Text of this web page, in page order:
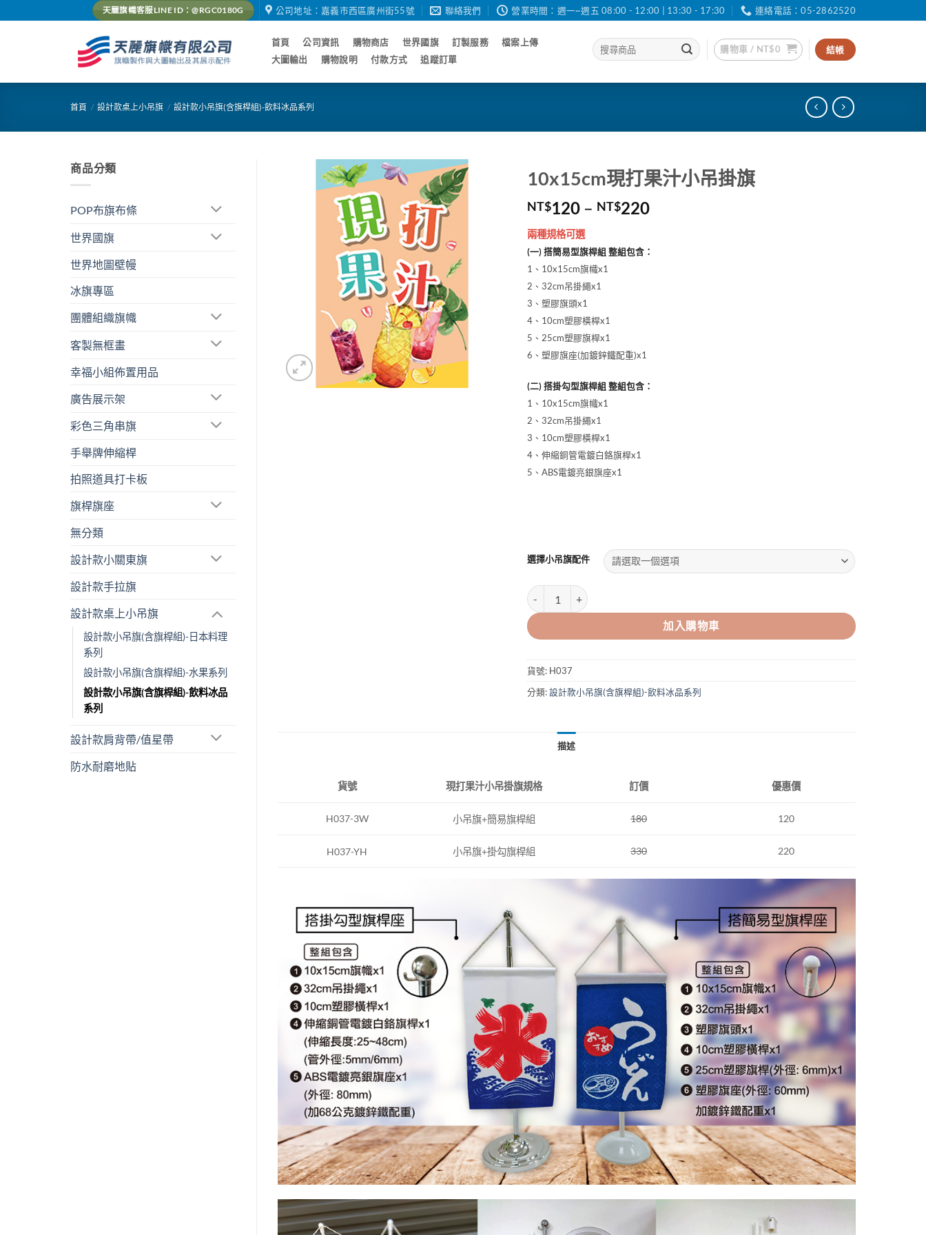
to
天麗旗幟客服LINE ID：@RGC0180G 公司地址：嘉義市西區廣州街55號 聯絡我們 營業時間：週一~週五 08:00 - 12:00 | 13:30 - 17:30 連絡電話：05-2862520
首頁 公司資訊 購物商店 世界國旗 訂製服務
檔案上傳
大圖輸出
購物說明 付款方式 追蹤訂單
搜
尋
鍵
購物車 / NT$0 結帳
首頁 / 設計款桌上小吊旗 / 設計款小吊旗(含旗桿組)-飲料冰品系列
商品分類
POP布旗布條
世界國旗
世界地圖壁幔
冰旗專區
團體組織旗幟
客製無框畫
幸福小組佈置用品
廣告展示架
彩色三角串旗
手舉牌伸縮桿
拍照道具打卡板
旗桿旗座
無分類
設計款小關東旗
設計款手拉旗
設計款桌上小吊旗
設計款小吊旗(含旗桿組)-日本料理
系列
設計款小吊旗(含旗桿組)-水果系列
設計款小吊旗(含旗桿組)-飲料冰品
系列
設計款肩背帶/值星帶
防水耐磨地貼
10x15cm現打果汁小吊掛旗
NT$120 – NT$220價
圍：
兩種規格可選
(一) 搭簡易型旗桿組 整組包含：
1、10x15cm旗幟x1
2、32cm吊掛繩x1
3、塑膠旗頭x1
4、10cm塑膠橫桿x1
5、25cm塑膠旗桿x1
6、塑膠旗座(加鍍鋅鐵配重)x1
(二) 搭掛勾型旗桿組 整組包含：
1、10x15cm旗幟x1
2、32cm吊掛繩x1
3、10cm塑膠橫桿x1
4、伸縮銅管電鍍白鉻旗桿x1
5、ABS電鍍亮銀旗座x1
選擇小吊旗配件
10x15cm現打果汁小吊掛旗 數量
加入購物車
貨號: H037
分類:設計款小吊旗(含旗桿組)-飲料冰品系列
描述
貨號 現打果汁小吊掛旗規格 訂價 優惠價
H037-3W 小吊旗+簡易旗桿組 180 120
H037-YH 小吊旗+掛勾旗桿組 330 220